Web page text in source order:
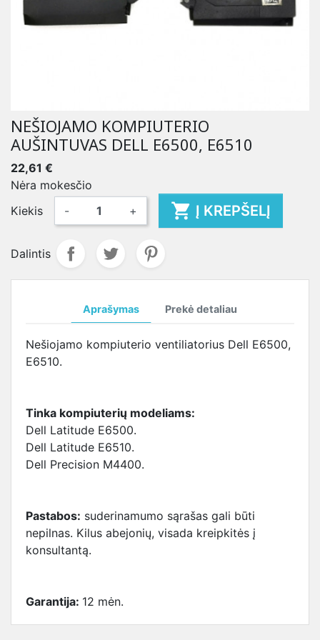
NEŠIOJAMO KOMPIUTERIO
AUŠINTUVAS DELL E6500, E6510
22,61 €
Nėra mokesčio
Kiekis
- +  Į KREPŠELĮ
Dalintis
Aprašymas Prekė detaliau
Nešiojamo kompiuterio ventiliatorius Dell E6500,
E6510.
Tinka kompiuterių modeliams:
Dell Latitude E6500.
Dell Latitude E6510.
Dell Precision M4400.
Pastabos: suderinamumo sąrašas gali būti
nepilnas. Kilus abejonių, visada kreipkitės į
konsultantą.
Garantija: 12 mėn.